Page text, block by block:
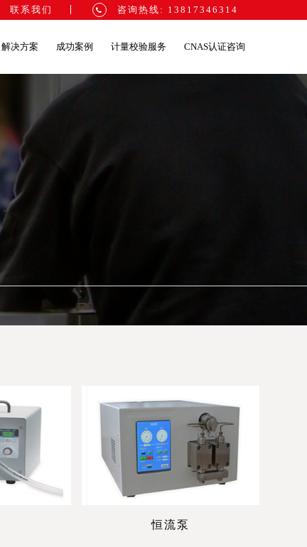
联系我们 咨询热线: 13817346314
解决方案 成功案例 计量校验服务 CNAS认证咨询
恒流泵